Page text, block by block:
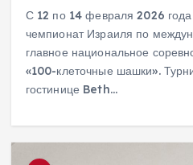
С 12 по 14 февраля 2026
чемпионат Израиля по
главное национальное
«100-клеточные шашки».
гостинице Beth…